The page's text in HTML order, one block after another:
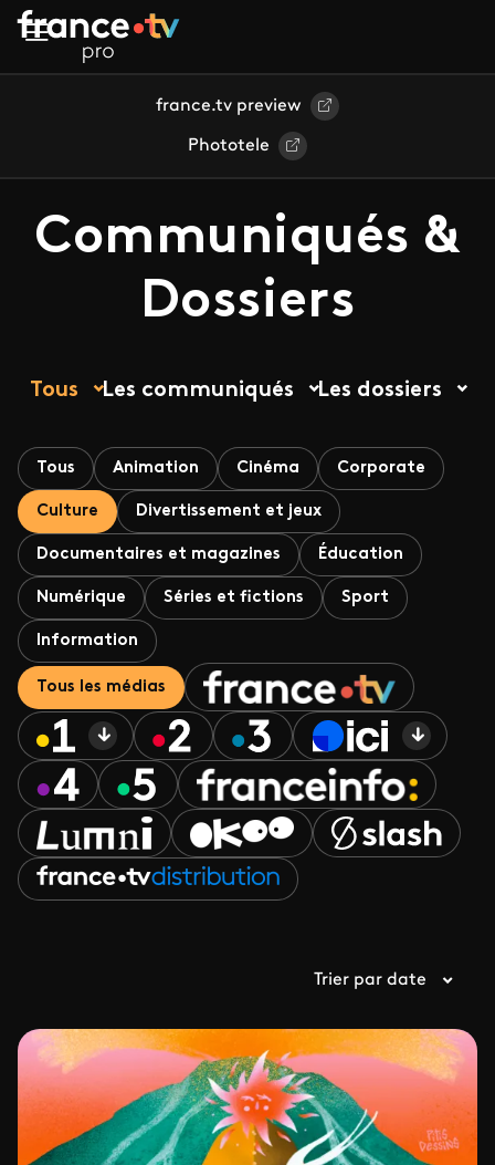
Aller au contenu principal
france.tv preview
Phototele
Communiqués &
Dossiers
Tous Les communiqués Les dossiers
Tous Animation Cinéma Corporate
Culture Divertissement et jeux
Documentaires et magazines Éducation
Numérique Séries et fictions Sport
Information
Tous les médias
Trier par date